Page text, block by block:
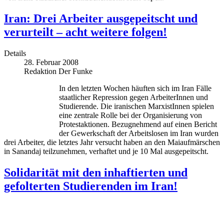
Iran: Drei Arbeiter ausgepeitscht und
verurteilt – acht weitere folgen!
Details
28. Februar 2008
Redaktion Der Funke
In den letzten Wochen häuften sich im Iran Fälle
staatlicher Repression gegen ArbeiterInnen und
Studierende. Die iranischen MarxistInnen spielen
eine zentrale Rolle bei der Organisierung von
Protestaktionen. Bezugnehmend auf einen Bericht
der Gewerkschaft der Arbeitslosen im Iran wurden
drei Arbeiter, die letztes Jahr versucht haben an den Maiaufmärschen
in Sanandaj teilzunehmen, verhaftet und je 10 Mal ausgepeitscht.
Solidarität mit den inhaftierten und
gefolterten Studierenden im Iran!